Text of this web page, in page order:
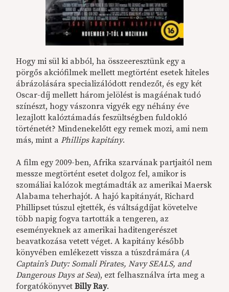
Hogy mi sül ki abból, ha összeeresztünk egy a
pörgős akciófilmek mellett megtörtént esetek hiteles
ábrázolására specializálódott rendezőt, és egy két
Oscar-díj mellett három jelölést is magáénak tudó
színészt, hogy vászonra vigyék egy néhány éve
lezajlott kalóztámadás feszültségben fuldokló
történetét? Mindenekelőtt egy remek mozi, ami nem
más, mint aPhillips kapitány.
A film egy 2009-ben, Afrika szarvának partjaitól nem
messze megtörtént esetet dolgoz fel, amikor is
szomáliai kalózok megtámadták az amerikai Maersk
Alabama teherhajót. A hajó kapitányát, Richard
Phillipset túszul ejtették, és váltságdíjat követelve
több napig fogva tartották a tengeren, az
eseményeknek az amerikai haditengerészet
beavatkozása vetett véget. A kapitány később
könyvében emlékezett vissza a túszdrámára (A
Captain’s Duty: Somali Pirates, Navy SEALS, and
Dangerous Days at Sea), ezt felhasználva írta meg a
forgatókönyvetBilly Ray.